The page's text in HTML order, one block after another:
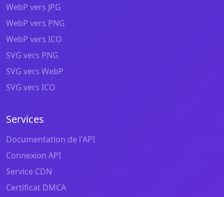
WebP vers JPG
WebP vers PNG
WebP vers ICO
SVG vers PNG
SVG vers WebP
SVG vers ICO
Services
Documentation de l'API
Connexion API
Service CDN
Certificat DMCA